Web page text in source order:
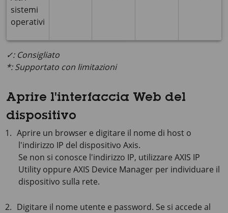
sistemi
operativi
✓: Consigliato
*: Supportato con limitazioni
Aprire l'interfaccia Web del
dispositivo
Aprire un browser e digitare il nome di host o
l'indirizzo IP del dispositivo Axis.
Se non si conosce l'indirizzo IP, utilizzare AXIS IP
Utility oppure AXIS Device Manager per individuare il
dispositivo sulla rete.
Digitare il nome utente e password. Se si accede al